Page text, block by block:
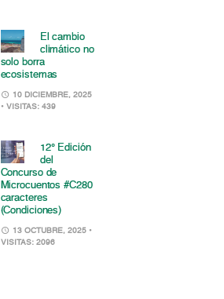
El cambio
climático no
solo borra
ecosistemas
10 DICIEMBRE, 2025
• VISITAS: 439
12° Edición
del
Concurso de
Microcuentos #C280
caracteres
(Condiciones)
13 OCTUBRE, 2025 •
VISITAS: 2096